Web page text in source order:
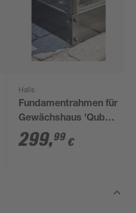
Halls
Fundamentrahmen für
Gewächshaus 'Qube
610' 6,4 m²
299,99 €